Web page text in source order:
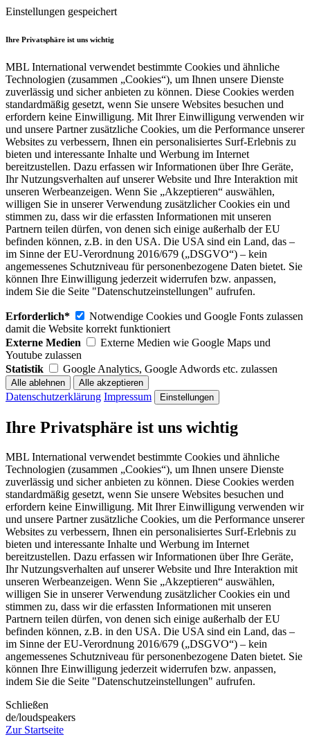
Einstellungen gespeichert
Ihre Privatsphäre ist uns wichtig
MBL International verwendet bestimmte Cookies und ähnliche
Technologien (zusammen „Cookies“), um Ihnen unsere Dienste
zuverlässig und sicher anbieten zu können. Diese Cookies werden
standardmäßig gesetzt, wenn Sie unsere Websites besuchen und
erfordern keine Einwilligung. Mit Ihrer Einwilligung verwenden wir
und unsere Partner zusätzliche Cookies, um die Performance unserer
Websites zu verbessern, Ihnen ein personalisiertes Surf-Erlebnis zu
bieten und interessante Inhalte und Werbung im Internet
bereitzustellen. Dazu erfassen wir Informationen über Ihre Geräte,
Ihr Nutzungsverhalten auf unserer Website und Ihre Interaktion mit
unseren Werbeanzeigen. Wenn Sie „Akzeptieren“ auswählen,
willigen Sie in unserer Verwendung zusätzlicher Cookies ein und
stimmen zu, dass wir die erfassten Informationen mit unseren
Partnern teilen dürfen, von denen sich einige außerhalb der EU
befinden können, z.B. in den USA. Die USA sind ein Land, das –
im Sinne der EU-Verordnung 2016/679 („DSGVO“) – kein
angemessenes Schutzniveau für personenbezogene Daten bietet. Sie
können Ihre Einwilligung jederzeit widerrufen bzw. anpassen,
indem Sie die Seite "Datenschutzeinstellungen" aufrufen.
Erforderlich*
Notwendige Cookies und Google Fonts zulassen
damit die Website korrekt funktioniert
Externe Medien
Externe Medien wie Google Maps und
Youtube zulassen
Statistik
Google Analytics, Google Adwords etc. zulassen
Datenschutzerklärung Impressum Einstellungen
Ihre Privatsphäre ist uns wichtig
MBL International verwendet bestimmte Cookies und ähnliche
Technologien (zusammen „Cookies“), um Ihnen unsere Dienste
zuverlässig und sicher anbieten zu können. Diese Cookies werden
standardmäßig gesetzt, wenn Sie unsere Websites besuchen und
erfordern keine Einwilligung. Mit Ihrer Einwilligung verwenden wir
und unsere Partner zusätzliche Cookies, um die Performance unserer
Websites zu verbessern, Ihnen ein personalisiertes Surf-Erlebnis zu
bieten und interessante Inhalte und Werbung im Internet
bereitzustellen. Dazu erfassen wir Informationen über Ihre Geräte,
Ihr Nutzungsverhalten auf unserer Website und Ihre Interaktion mit
unseren Werbeanzeigen. Wenn Sie „Akzeptieren“ auswählen,
willigen Sie in unserer Verwendung zusätzlicher Cookies ein und
stimmen zu, dass wir die erfassten Informationen mit unseren
Partnern teilen dürfen, von denen sich einige außerhalb der EU
befinden können, z.B. in den USA. Die USA sind ein Land, das –
im Sinne der EU-Verordnung 2016/679 („DSGVO“) – kein
angemessenes Schutzniveau für personenbezogene Daten bietet. Sie
können Ihre Einwilligung jederzeit widerrufen bzw. anpassen,
indem Sie die Seite "Datenschutzeinstellungen" aufrufen.
Schließen
de/loudspeakers
Zur Startseite